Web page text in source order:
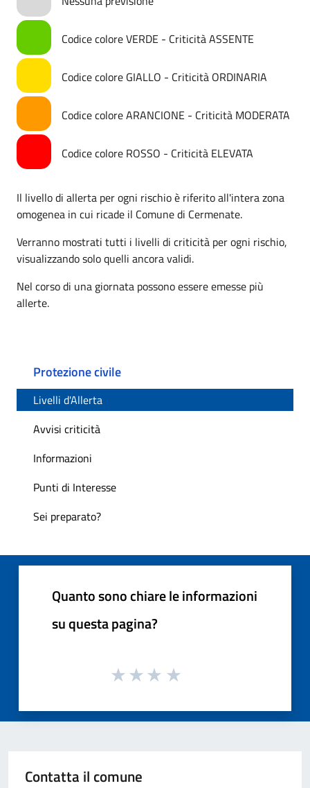
Codice colore VERDE - Criticità ASSENTE
Codice colore GIALLO - Criticità ORDINARIA
Codice colore ARANCIONE - Criticità MODERATA
Codice colore ROSSO - Criticità ELEVATA
Il livello di allerta per ogni rischio è riferito all'intera zona
omogenea in cui ricade il Comune di Cermenate.
Verranno mostrati tutti i livelli di criticità per ogni rischio,
visualizzando solo quelli ancora validi.
Nel corso di una giornata possono essere emesse più
allerte.
Protezione civile
Livelli d'Allerta
Avvisi criticità
Informazioni
Punti di Interesse
Sei preparato?
Quanto sono chiare le informazioni
su questa pagina?
Contatta il comune